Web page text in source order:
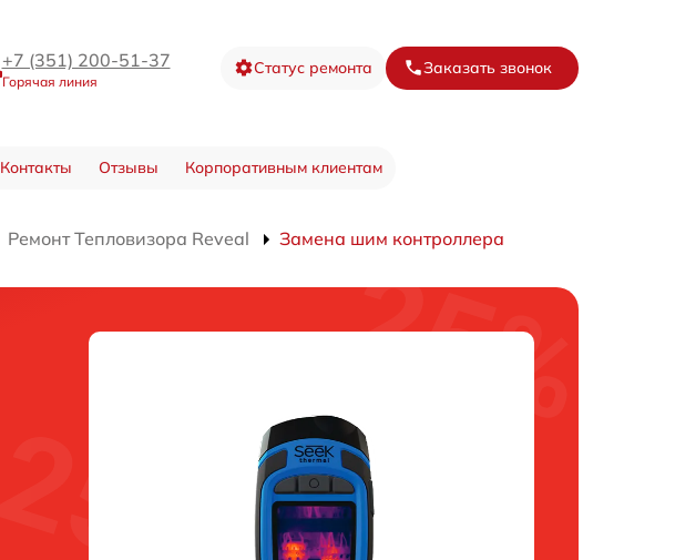
+7 (351) 200-51-37
Горячая линия
Статус ремонта Заказать звонок
Контакты Отзывы Корпоративным клиентам
Ремонт Тепловизора Reveal Замена шим контроллера